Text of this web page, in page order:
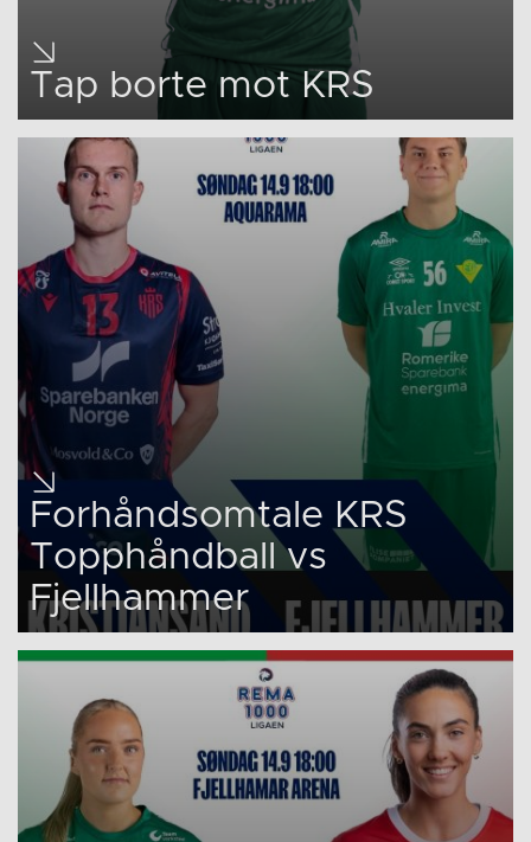
Tap borte mot KRS
Forhåndsomtale KRS
Topphåndball vs
Fjellhammer